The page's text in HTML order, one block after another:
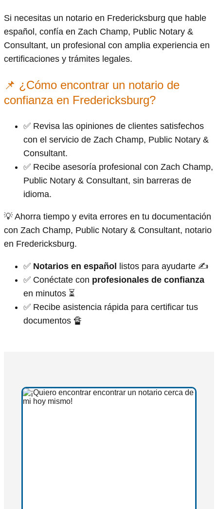
Si necesitas un notario en Fredericksburg que hable
español, confía en Zach Champ, Public Notary &
Consultant, un profesional con amplia experiencia en
certificaciones y trámites legales.
📌 ¿Cómo encontrar un notario de
confianza en Fredericksburg?
✅ Revisa las opiniones de clientes satisfechos
con el servicio de Zach Champ, Public Notary &
Consultant.
✅ Recibe asesoría profesional con Zach Champ,
Public Notary & Consultant, sin barreras de
idioma.
💡 Ahorra tiempo y evita errores en tu documentación
con Zach Champ, Public Notary & Consultant, notario
en Fredericksburg.
✅ Notarios en español listos para ayudarte ✍
✅ Conéctate con profesionales de confianza
en minutos ⏳
✅ Recibe asistencia rápida para certificar tus
documentos 🔏